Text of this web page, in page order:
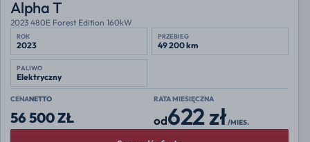
Alpha T
2023 480E Forest Edition 160kW
ROK
2023
PRZEBIEG
49 200 km
PALIWO
Elektryczny
CENANETTO
56 500 ZŁ
RATA MIESIĘCZNA
od622 zł/MIES.